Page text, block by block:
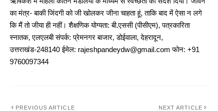
का मंत्र- बाकी जिंदगी को जी खोलकर जीना चाहता हूं, ताकि बाद में ऐसा न लगे
कि मैं तो जीया ही नहीं। शैक्षणिक योग्यता: बी.एससी (पीसीएम), पत्रकारिता
स्नातक, एलएलबी संपर्क: प्रेमनगर बाजार, डोईवाला, देहरादून,
उत्तराखंड-248140 ईमेल: rajeshpandeydw@gmail.com फोन: +91
9760097344
PREVIOUS ARTICLE NEXT ARTICLE